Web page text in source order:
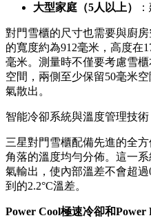
大型家庭（5人以上）
對門雪櫃的尺寸也需要與廚
的寬度約為912毫米，高度在
毫米。測量時不僅要考慮雪
空間，兩側至少保留50毫米
氣散出。
智能冷卻系統與溫度管理技術
三星對門雪櫃配備先進的全
角落的溫度均勻分佈。這一
氣輸出，使內部溫差不會超
到的2.2°C溫差。
Power Cool極速冷卻和Power